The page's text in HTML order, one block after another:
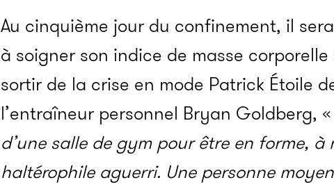
Au cinquième jour du confinement, il
à soigner son indice de masse corporelle
sortir de la crise en mode Patrick Étoile
l’entraîneur personnel Bryan Goldberg, «
d’une salle de gym pour être en forme, à
haltérophile aguerri. Une personne